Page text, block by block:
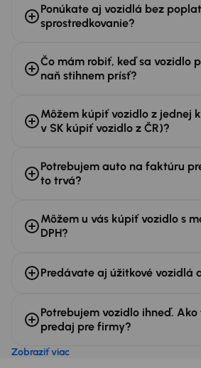
Čo mám robiť, keď sa vozidlo
naň stihnem prísť?
Potrebujem auto na faktúru
to trvá?
Predávate aj úžitkové vozidlá
Ponúkate aj vozidlá bez
sprostredkovanie?
Môžem kúpiť vozidlo z jednej
v SK kúpiť vozidlo z ČR)?
Môžem u vás kúpiť vozidlo s
DPH?
Potrebujem vozidlo ihneď.
predaj pre firmy?
Zobraziť viac